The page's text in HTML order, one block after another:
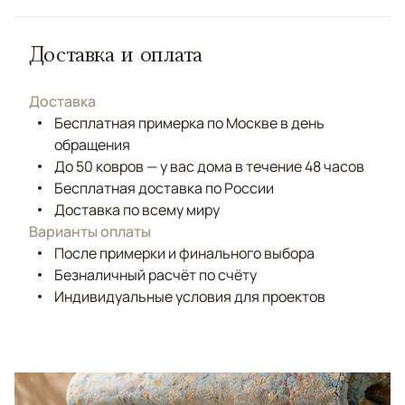
Доставка и оплата
Доставка
Бесплатная примерка по Москве в день
обращения
До 50 ковров — у вас дома в течение 48 часов
Бесплатная доставка по России
Доставка по всему миру
Варианты оплаты
После примерки и финального выбора
Безналичный расчёт по счёту
Индивидуальные условия для проектов